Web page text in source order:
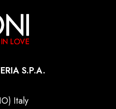
S.P.A.
Italy